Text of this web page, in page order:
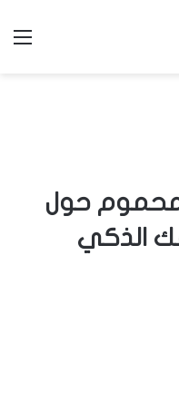
محموم حول
الذكي